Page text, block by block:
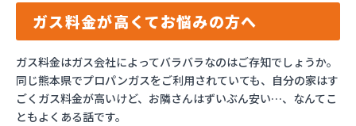
ガス料金が高くてお悩みの方へ
ガス料金はガス会社によってバラバラなのはご存知でしょうか。
同じ熊本県でプロパンガスをご利用されていても、自分の家はす
ごくガス料金が高いけど、お隣さんはずいぶん安い…、なんてこ
ともよくある話です。